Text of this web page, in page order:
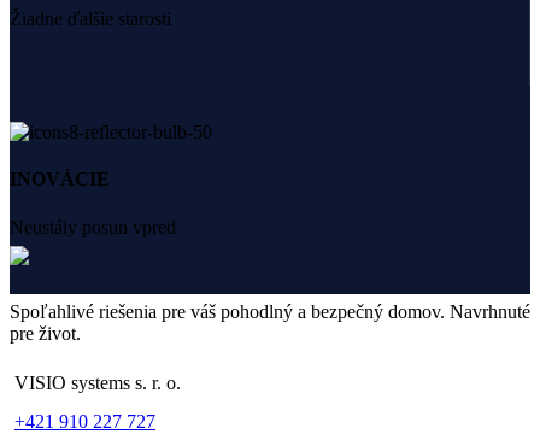
Žiadne ďalšie starosti
INOVÁCIE
Neustály posun vpred
Spoľahlivé riešenia pre váš pohodlný a bezpečný domov. Navrhnuté
pre život.
VISIO systems s. r. o.
+421 910 227 727